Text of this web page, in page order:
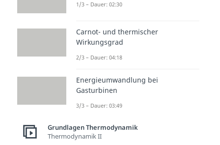
1/3 – Dauer: 02:30
Carnot- und thermischer
Wirkungsgrad
2/3 – Dauer: 04:18
Energieumwandlung bei
Gasturbinen
3/3 – Dauer: 03:49
Grundlagen Thermodynamik
Thermodynamik II